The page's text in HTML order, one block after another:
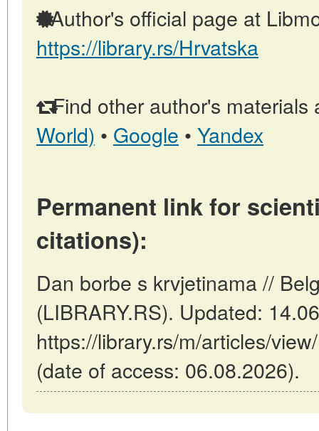
Author's official page at
https://library.rs/Hrvatska
Find other author's materials
World) • Google • Yandex
Permanent link for
citations):
Dan borbe s krvjetinama //
(LIBRARY.RS). Updated:
https://library.rs/m/articles/
(date of access: 06.08.2026).